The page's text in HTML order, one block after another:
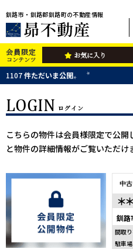
釧路市・釧路郡釧路町の不動産情報
会員限定
コンテンツ お気に入り
1107件ただいま公開
LOGIN ログイン
こちらの物件は会員様限定で公
と物件の詳細情報がご覧いただけ
中
＊
釧路
間取
駐車